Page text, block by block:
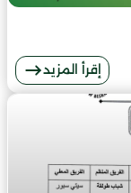
إقرأ المزيد